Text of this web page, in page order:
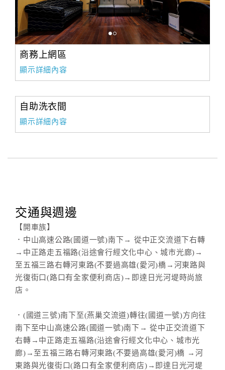
計
劃
商
宣
商務上網區
顯示詳細內容
自助洗衣間
顯示詳細內容
交通與週邊
【開車族】
．中山高速公路(國道一號)南下→ 從中正交流道下右轉
→中正路走五福路(沿途會行經文化中心、城市光廊)→
至五福三路右轉河東路(不要過高雄(愛河)橋→河東路與
光復街口(路口有全家便利商店)→即達日光河堤時尚旅
店。
．(國道三號)南下至(燕巢交流道)轉往(國道一號)方向往
南下至中山高速公路(國道一號)南下→ 從中正交流道下
右轉→中正路走五福路(沿途會行經文化中心、城市光
廊)→至五福三路右轉河東路(不要過高雄(愛河)橋 →河
東路與光復街口(路口有全家便利商店)→即達日光河堤